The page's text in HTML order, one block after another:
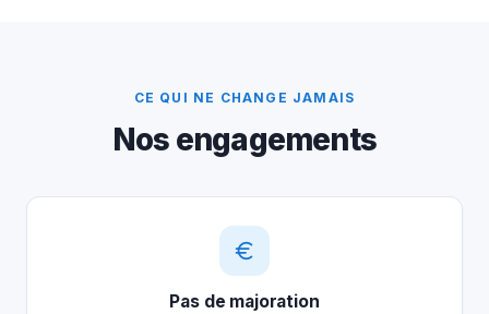
CE QUI NE CHANGE JAMAIS
Nos engagements
Pas de majoration